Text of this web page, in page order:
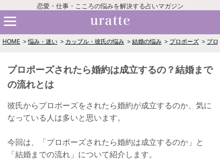
恋愛・仕事・こころの悩みを解決する占いマガジン
HOME 悩み・迷い カップル・彼氏の悩み 結婚の悩み プロポーズ プ
プロポーズされたら婚約は成立するの？結婚まで
の流れとは
彼氏からプロポーズをされたら婚約が成立するのか、気に
なっている人は多いと思います。
今回は、「プロポーズされたら婚約は成立するのか」と
「結婚までの流れ」について紹介します。